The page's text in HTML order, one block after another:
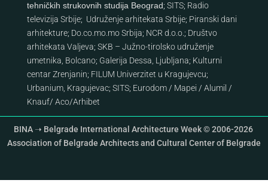
tehničkih strukovnih studija Beograd; SITS; Radio
televizija Srbije; Udruženje arhitekata Srbije; Piranski dani
arhitekture; Do.co.mo.mo Srbija; NCR d.o.o. ; Društvo
arhitekata Valjeva; SKB – Južno-tirolsko udruženje
umetnika, Bolcano; Galerija Dessa, Ljubljana; Kulturni
centar Zrenjanin; FILUM Univerzitet u Kragujevcu;
Urbanium, Kragujevac; SITS; Eurodom/ Mapei / Alumil /
Knauf/ Aco/Arhibet
BINA ➝ Belgrade International Architecture Week © 2006-2026
Association of Belgrade Architects and Cultural Center of Belgrade